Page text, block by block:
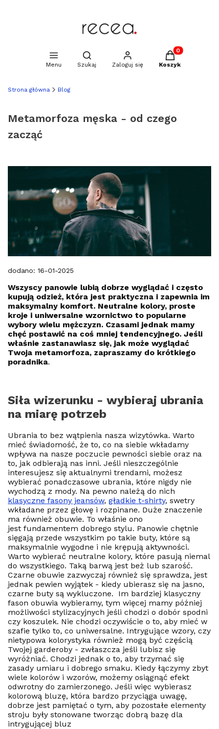
Menu
Otwórz wyszukiwarkę
Szukaj Zaloguj się
Produkty w
Koszyk
Strona główna Blog
Metamorfoza męska - od czego
zacząć
dodano: 16-01-2025
Wszyscy panowie lubią dobrze wyglądać i często
kupują odzież, która jest praktyczna i zapewnia im
maksymalny komfort. Neutralne kolory, proste
kroje i uniwersalne wzornictwo to popularne
wybory wielu mężczyzn. Czasami jednak mamy
chęć postawić na coś mniej tendencyjnego. Jeśli
właśnie zastanawiasz się, jak może wyglądać
Twoja metamorfoza, zapraszamy do krótkiego
poradnika.
Siła wizerunku - wybieraj ubrania
na miarę potrzeb
Ubrania to bez wątpienia nasza wizytówka. Warto
mieć świadomość, że to, co na siebie wkładamy
wpływa na nasze poczucie pewności siebie oraz na
to, jak odbierają nas inni. Jeśli nieszczególnie
interesujesz się aktualnymi trendami, możesz
wybierać ponadczasowe ubrania, które nigdy nie
wychodzą z mody. Na pewno należą do nich
klasyczne fasony jeansów, gładkie t-shirty, swetry
wkładane przez głowę i rozpinane. Duże znaczenie
ma również obuwie. To właśnie ono
jest fundamentem dobrego stylu. Panowie chętnie
sięgają przede wszystkim po takie buty, które są
maksymalnie wygodne i nie krępują aktywności.
Warto wybierać neutralne kolory, które pasują niemal
do wszystkiego. Taką barwą jest beż lub szarość.
Czarne obuwie zazwyczaj również się sprawdza, jest
jednak pewien wyjątek - kiedy ubierasz się na jasno,
czarne buty są wykluczone. Im bardziej klasyczny
fason obuwia wybieramy, tym więcej mamy później
możliwości stylizacyjnych jeśli chodzi o dobór spodni
czy koszulek. Nie chodzi oczywiście o to, aby mieć w
szafie tylko to, co uniwersalne. Intrygujące wzory, czy
nietypowa kolorystyka również mogą być częścią
Twojej garderoby - zwłaszcza jeśli lubisz się
wyróżniać. Chodzi jednak o to, aby trzymać się
zasady umiaru i dobrego smaku. Kiedy łączymy zbyt
wiele kolorów i wzorów, możemy osiągnąć efekt
odwrotny do zamierzonego. Jeśli więc wybierasz
kolorową bluzę, która bardzo przyciąga uwagę,
dobrze jest pamiętać o tym, aby pozostałe elementy
stroju były stonowane tworząc dobrą bazę dla
intrygującej bluz